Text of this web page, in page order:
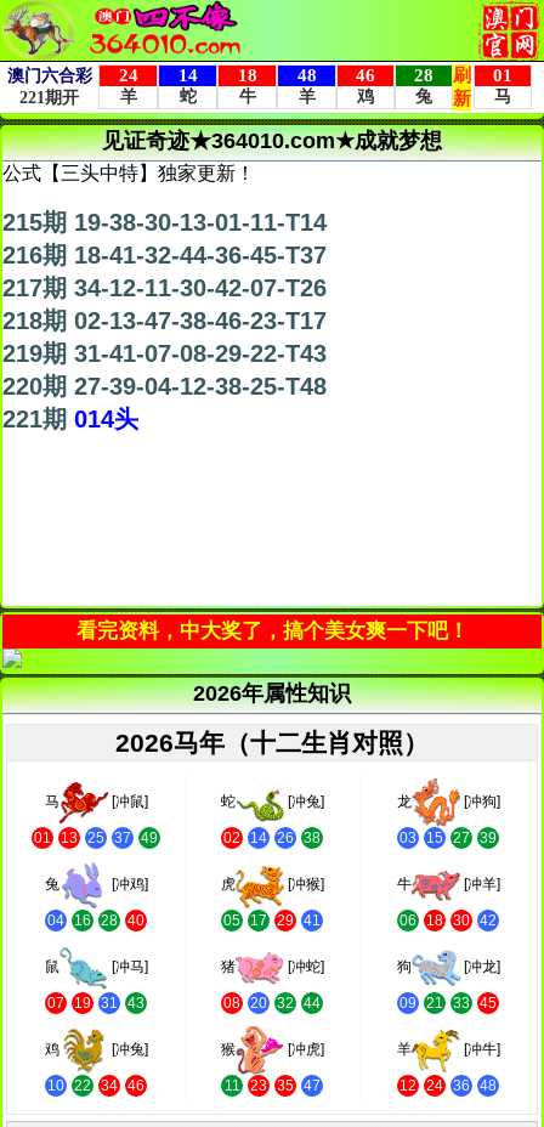
见证奇迹★364010.com★成就梦想
公式【三头中特】独家更新！
215期 19-38-30-13-01-11-T14
216期 18-41-32-44-36-45-T37
217期 34-12-11-30-42-07-T26
218期 02-13-47-38-46-23-T17
219期 31-41-07-08-29-22-T43
220期 27-39-04-12-38-25-T48
221期 014头
看完资料，中大奖了，搞个美女爽一下吧！
2026年属性知识
2026马年（十二生肖对照）
马 [冲鼠]
01 13 25 37 49
蛇 [冲兔]
02 14 26 38
龙 [冲狗]
03 15 27 39
兔 [冲鸡]
04 16 28 40
虎 [冲猴]
05 17 29 41
牛 [冲羊]
06 18 30 42
鼠 [冲马]
07 19 31 43
猪 [冲蛇]
08 20 32 44
狗 [冲龙]
09 21 33 45
鸡 [冲兔]
10 22 34 46
猴 [冲虎]
11 23 35 47
羊 [冲牛]
12 24 36 48